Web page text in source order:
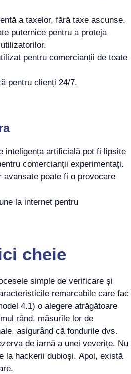
a taxelor, fără taxe ascunse.
puternice pentru a proteja
pentru comercianții de toate
pentru clienți 24/7.
inteligența artificială pot fi lipsite
comercianții experimentați.
avansate poate fi o provocare
la internet pentru
cheie
simple de verificare și
remarcabile care fac
4.1) o alegere atrăgătoare
rând, măsurile lor de
asigurând că fondurile dvs.
de iarnă a unei veverițe. Nu
la hackerii dubioși. Apoi, există